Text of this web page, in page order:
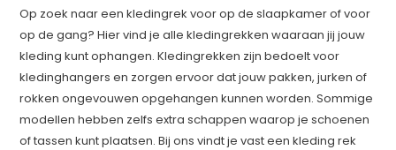
Op zoek naar een kledingrek voor op de slaapkamer of voor
op de gang? Hier vind je alle kledingrekken waaraan jij jouw
kleding kunt ophangen. Kledingrekken zijn bedoelt voor
kledinghangers en zorgen ervoor dat jouw pakken, jurken of
rokken ongevouwen opgehangen kunnen worden. Sommige
modellen hebben zelfs extra schappen waarop je schoenen
of tassen kunt plaatsen. Bij ons vindt je vast een kleding rek